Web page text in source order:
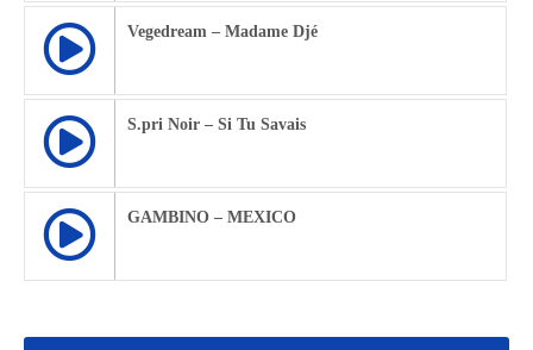
Vegedream – Madame Djé
S.pri Noir – Si Tu Savais
GAMBINO – MEXICO